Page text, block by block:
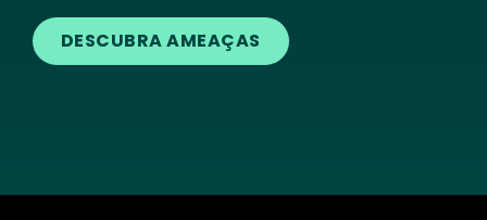
DESCUBRA AMEAÇAS